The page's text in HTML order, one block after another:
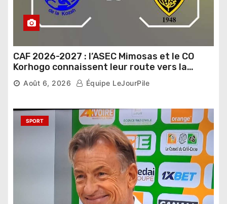
CAF 2026-2027 : l’ASEC Mimosas et le CO
Korhogo connaissent leur route vers la
phase de groupes
Août 6, 2026 Équipe LeJourPile
SPORT